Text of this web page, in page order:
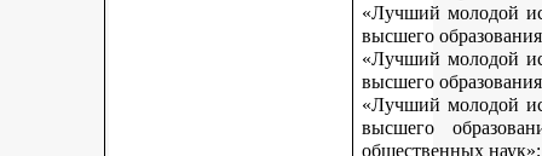
«Лучший молодой
высшего
«Лучший молодой
высшего
«Лучший молодой
высшего
общественных наук»;